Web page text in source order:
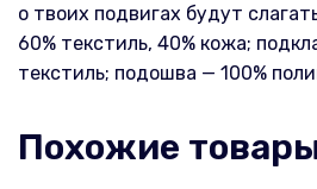
о твоих подвигах будут
60% текстиль, 40% кожа;
текстиль; подошва — 100%
Похожие